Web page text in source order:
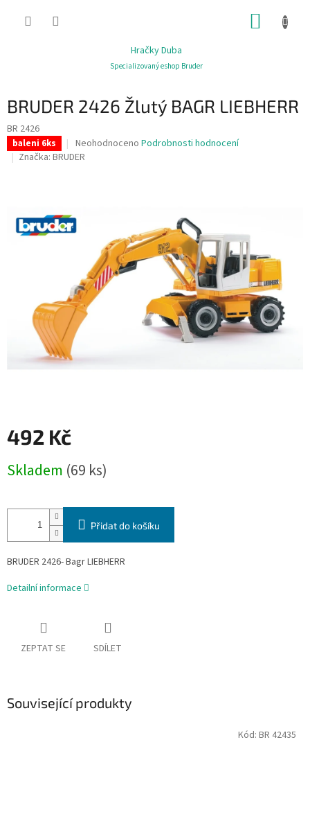
Hračky Duba
Specializovaný eshop Bruder
BRUDER 2426 Žlutý BAGR LIEBHERR
BR 2426
baleni 6ks
Průměrné
hodnocení
5
hvězdiček.
Neohodnoceno Podrobnosti hodnocení
Značka: BRUDER
492 Kč
cena:
Skladem (69 ks)
Přidat do košíku
BRUDER 2426- Bagr LIEBHERR
Detailní informace
ZEPTAT SE SDÍLET
Související produkty
Kód: BR 42435